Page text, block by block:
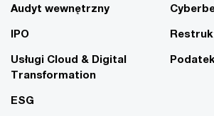
Audyt wewnętrzny
IPO
Usługi Cloud & Digital
Transformation
ESG